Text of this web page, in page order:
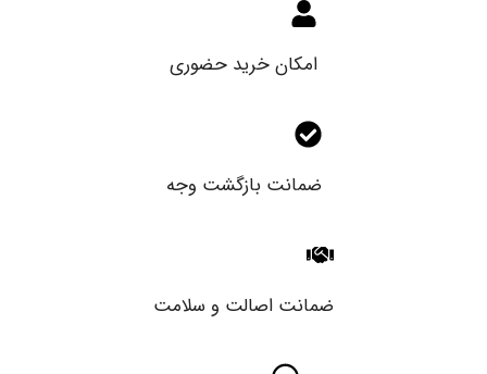
امکان خرید حضوری
ضمانت بازگشت وجه
ضمانت اصالت و سلامت